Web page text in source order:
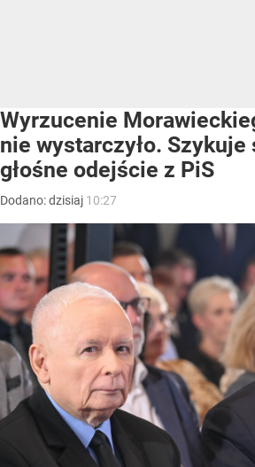
Wyrzucenie
nie wystarczyło.
głośne odejście z PiS
Dodano:dzisiaj 10:27